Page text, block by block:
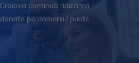
continuă ridicarea
pe domeniul public